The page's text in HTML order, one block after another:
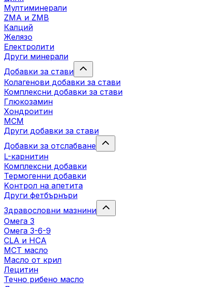
Мултиминерали
ZMA и ZMB
Калций
Желязо
Електролити
Други минерали
Добавки за стави
Колагенови добавки за стави
Комплексни добавки за стави
Глюкозамин
Хондроитин
МСМ
Други добавки за стави
Добавки за отслабване
L-карнитин
Комплексни добавки
Термогенни добавки
Kонтрол на апетита
Други фетбърнъри
Здравословни мазнини
Омега 3
Омега 3-6-9
CLA и HCA
МСТ масло
Масло от крил
Лецитин
Течно рибено масло